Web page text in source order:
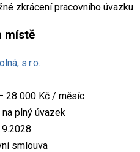
zkrácení pracovního úvazku
místě
s.r.o.
28 000 Kč / měsíc
na plný úvazek
smlouva